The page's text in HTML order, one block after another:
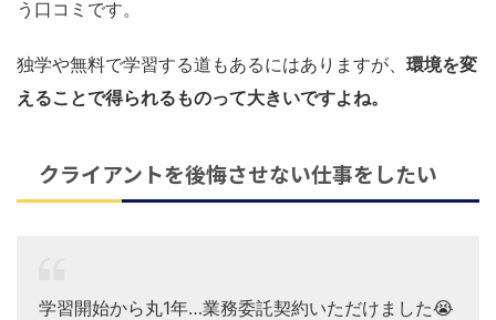
う口コミです。
独学や無料で学習する道もあるにはありますが、 環境を変
えることで得られるものって大きいですよね。
クライアントを後悔させない仕事をしたい
学習開始から丸1年…業務委託契約いただけました😭